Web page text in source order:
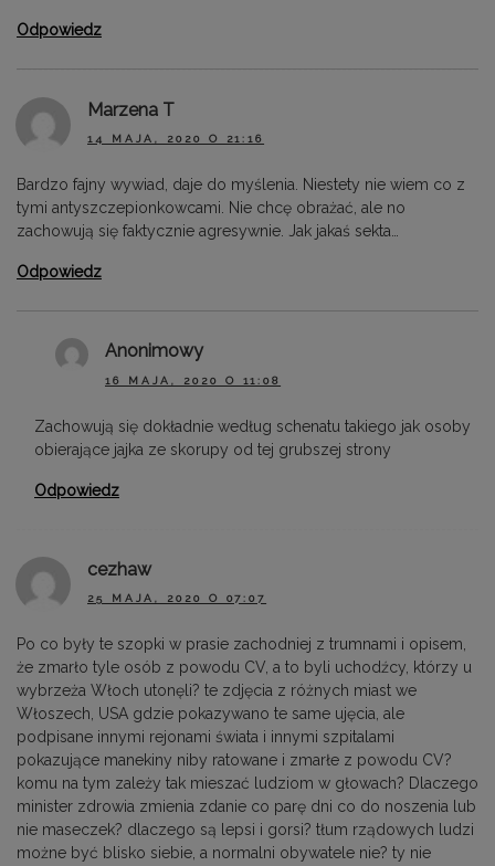
Odpowiedz
Marzena T
14 MAJA, 2020 O 21:16
Bardzo fajny wywiad, daje do myślenia. Niestety nie wiem co z
tymi antyszczepionkowcami. Nie chcę obrażać, ale no
zachowują się faktycznie agresywnie. Jak jakaś sekta…
Odpowiedz
Anonimowy
16 MAJA, 2020 O 11:08
Zachowują się dokładnie według schenatu takiego jak osoby
obierające jajka ze skorupy od tej grubszej strony
Odpowiedz
cezhaw
25 MAJA, 2020 O 07:07
Po co były te szopki w prasie zachodniej z trumnami i opisem,
że zmarło tyle osób z powodu CV, a to byli uchodźcy, którzy u
wybrzeża Włoch utonęli? te zdjęcia z różnych miast we
Włoszech, USA gdzie pokazywano te same ujęcia, ale
podpisane innymi rejonami świata i innymi szpitalami
pokazujące manekiny niby ratowane i zmarłe z powodu CV?
komu na tym zależy tak mieszać ludziom w głowach? Dlaczego
minister zdrowia zmienia zdanie co parę dni co do noszenia lub
nie maseczek? dlaczego są lepsi i gorsi? tłum rządowych ludzi
możne być blisko siebie, a normalni obywatele nie? ty nie